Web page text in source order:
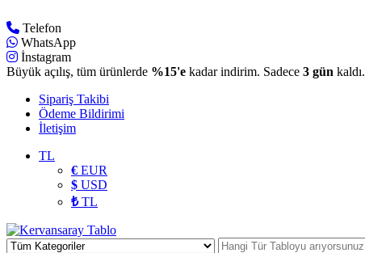
Telefon
WhatsApp
İnstagram
Büyük açılış, tüm ürünlerde %15'e kadar indirim. Sadece 3 gün kaldı.
Sipariş Takibi
Ödeme Bildirimi
İletişim
TL
€ EUR
$ USD
₺TL